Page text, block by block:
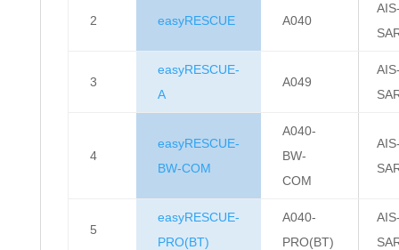
2 easyRESCUE A040
3
easyRESCUE-
A
A049
4
easyRESCUE-
BW-COM
A040-
BW-
COM
5
easyRESCUE-
PRO(BT)
A040-
PRO(BT)